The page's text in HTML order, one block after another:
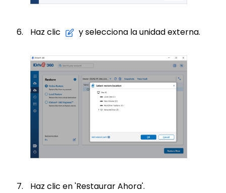
Haz clic y selecciona la unidad externa.
Haz clic en 'Restaurar Ahora'.